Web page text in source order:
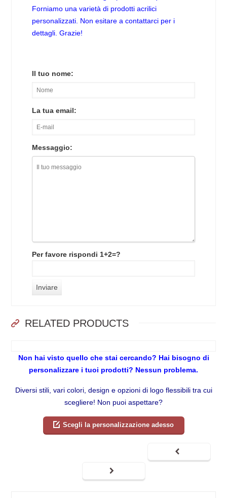
Forniamo una varietà di prodotti acrilici
personalizzati. Non esitare a contattarci per i
dettagli. Grazie!
Il tuo nome:
La tua email:
Messaggio:
Per favore rispondi 1+2=?
RELATED PRODUCTS
Non hai visto quello che stai cercando? Hai bisogno di
personalizzare i tuoi prodotti? Nessun problema.
Diversi stili, vari colori, design e opzioni di logo flessibili tra cui
scegliere! Non puoi aspettare?
Scegli la personalizzazione adesso